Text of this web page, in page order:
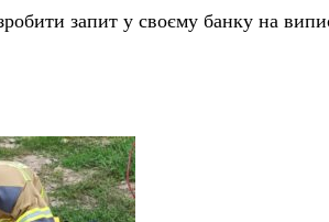
запит у своєму банку на